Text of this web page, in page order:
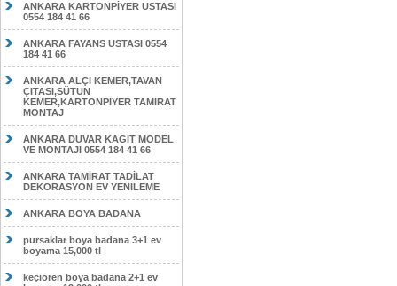
ANKARA KARTONPİYER USTASI
0554 184 41 66
ANKARA FAYANS USTASI 0554
184 41 66
ANKARA ALÇI KEMER,TAVAN
ÇITASI,SÜTUN
KEMER,KARTONPİYER TAMİRAT
MONTAJ
ANKARA DUVAR KAGIT MODEL
VE MONTAJI 0554 184 41 66
ANKARA TAMİRAT TADİLAT
DEKORASYON EV YENİLEME
ANKARA BOYA BADANA
pursaklar boya badana 3+1 ev
boyama 15,000 tl
keçiören boya badana 2+1 ev